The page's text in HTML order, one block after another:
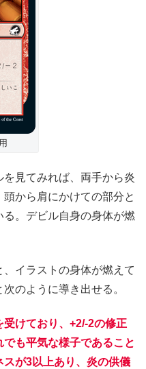
見てみれば、両手から炎
から肩にかけての部分と
。デビル自身の身体が燃
イラストの身体が燃えて
のように導き出せる。
けており、+2/-2の修正
も平気な様子であること
が3以上あり、炎の供儀